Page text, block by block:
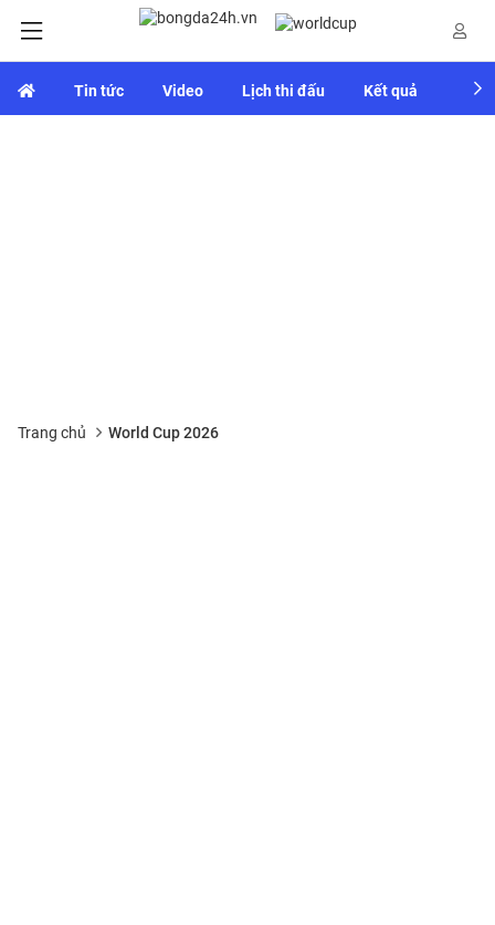
Tin tức Video Lịch thi đấu Kết quả
Trang chủ World Cup 2026